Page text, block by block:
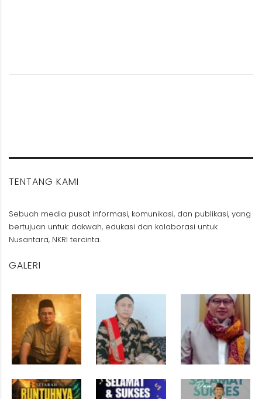
TENTANG KAMI
Sebuah media pusat informasi, komunikasi, dan publikasi, yang
bertujuan untuk: dakwah, edukasi dan kolaborasi untuk
Nusantara, NKRI tercinta.
GALERI